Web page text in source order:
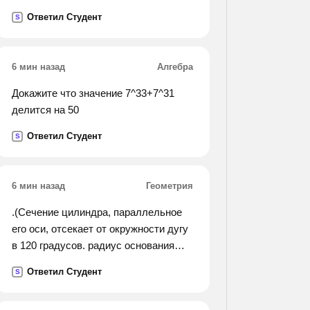
S Ответил Студент
6 мин назад Алгебра
Докажите что значение 7^33+7^31
делится на 50
S Ответил Студент
6 мин назад Геометрия
.(Сечение цилиндра, параллельное
его оси, отсекает от окружности дугу
в 120 градусов. радиус основания
диаганалью сечения и осью
S Ответил Студент